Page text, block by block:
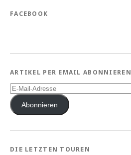
FACEBOOK
ARTIKEL PER EMAIL ABONNIEREN
E-
Mail-
AdresseAbonnieren
DIE LETZTEN TOUREN